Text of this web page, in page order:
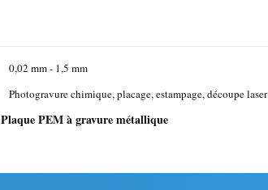
0,02 mm - 1,5 mm
Photogravure chimique, placage, estampage, découpe laser
Plaque PEM à gravure métallique